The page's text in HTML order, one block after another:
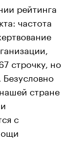
рейтинга
частота
строчку, но
Безусловно
стране
с